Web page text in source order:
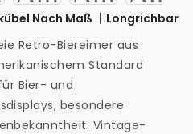
Nach Maß 丨Longrichbar
Retro-Biereimer aus
Standard
Bier- und
besondere
Vintage-